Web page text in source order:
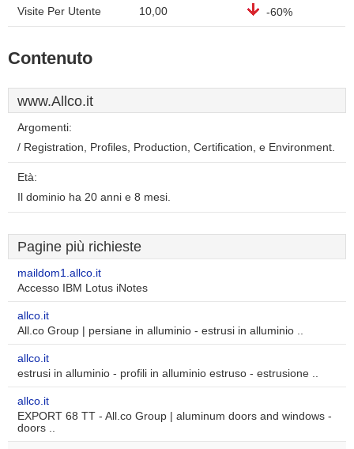
Visite Per Utente 10,00 -60%
Contenuto
www.Allco.it
Argomenti:
/ Registration, Profiles, Production, Certification, e Environment.
Età:
Il dominio ha 20 anni e 8 mesi.
Pagine più richieste
maildom1.allco.it
Accesso IBM Lotus iNotes
allco.it
All.co Group | persiane in alluminio - estrusi in alluminio ..
allco.it
estrusi in alluminio - profili in alluminio estruso - estrusione ..
allco.it
EXPORT 68 TT - All.co Group | aluminum doors and windows -
doors ..